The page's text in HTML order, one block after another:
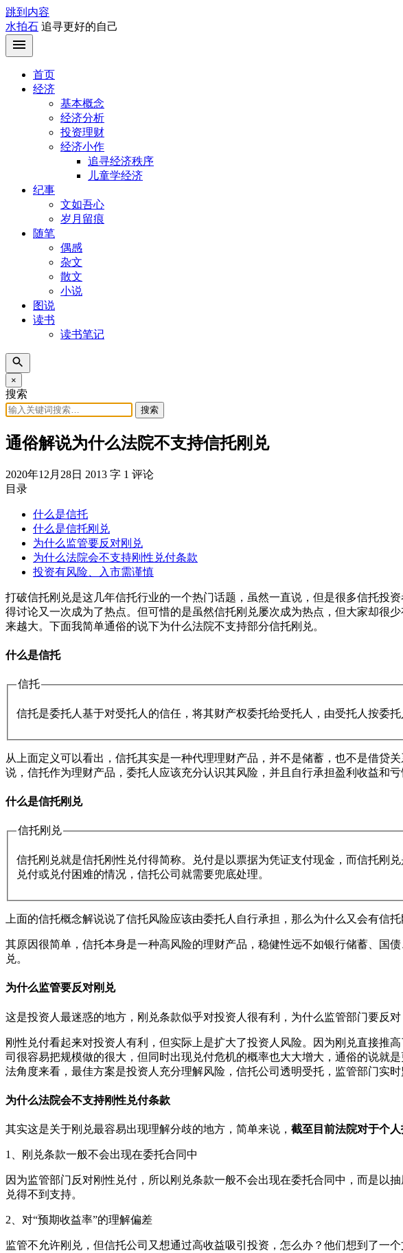
跳到内容
水拍石 追寻更好的自己
首页
经济
基本概念
经济分析
投资理财
经济小作
追寻经济秩序
儿童学经济
纪事
文如吾心
岁月留痕
随笔
偶感
杂文
散文
小说
图说
读书
读书笔记
×
搜索
搜索
通俗解说为什么法院不支持信托刚兑
2020年12月28日 2013 字 1 评论
目录
什么是信托
什么是信托刚兑
为什么监管要反对刚兑
为什么法院会不支持刚性兑付条款
投资有风险、入市需谨慎
打破信托刚兑是这几年信托行业的一个热门话题，虽然一直说，但是很多信托投
得讨论又一次成为了热点。但可惜的是虽然信托刚兑屡次成为热点，但大家却很
来越大。下面我简单通俗的说下为什么法院不支持部分信托刚兑。
什么是信托
信托
信托是委托人基于对受托人的信任，将其财产权委托给受托人，由受托人按委
从上面定义可以看出，信托其实是一种代理理财产品，并不是储蓄，也不是借贷
说，信托作为理财产品，委托人应该充分认识其风险，并且自行承担盈利收益和
什么是信托刚兑
信托刚兑
信托刚兑就是信托刚性兑付得简称。兑付是以票据为凭证支付现金，而信托刚
兑付或兑付困难的情况，信托公司就需要兜底处理。
上面的信托概念解说说了信托风险应该由委托人自行承担，那么为什么又会有信托
其原因很简单，信托本身是一种高风险的理财产品，稳健性远不如银行储蓄、国
兑。
为什么监管要反对刚兑
这是投资人最迷惑的地方，刚兑条款似乎对投资人很有利，为什么监管部门要反
刚性兑付看起来对投资人有利，但实际上是扩大了投资人风险。因为刚兑直接推
司很容易把规模做的很大，但同时出现兑付危机的概率也大大增大，通俗的说就
法角度来看，最佳方案是投资人充分理解风险，信托公司透明受托，监管部门实时
为什么法院会不支持刚性兑付条款
其实这是关于刚兑最容易出现理解分歧的地方，简单来说， 截至目前法院对于个
1、刚兑条款一般不会出现在委托合同中
因为监管部门反对刚性兑付，所以刚兑条款一般不会出现在委托合同中，而是以
兑得不到支持。
2、对“预期收益率”的理解偏差
监管不允许刚兑，但信托公司又想通过高收益吸引投资，怎么办？他们想到了一